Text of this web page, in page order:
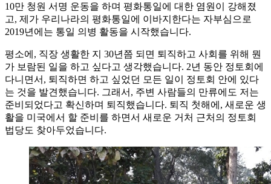
10만 청원 서명 운동을 하며 평화통일에 대한 염원이 강해졌
고, 제가 우리나라의 평화통일에 이바지한다는 자부심으로
2019년에는 통일 의병 활동을 시작했습니다.
평소에, 직장 생활한 지 30년쯤 되면 퇴직하고 사회를 위해 뭔
가 보람된 일을 하고 싶다고 생각했습니다. 2년 동안 정토회에
다니면서, 퇴직하면 하고 싶었던 모든 일이 정토회 안에 있다
는 것을 발견했습니다. 그래서, 주변 사람들의 만류에도 저는
준비되었다고 확신하며 퇴직했습니다. 퇴직 첫해에, 새로운 생
활을 미국에서 할 준비를 하면서 새로운 거처 근처의 정토회
법당도 찾아두었습니다.